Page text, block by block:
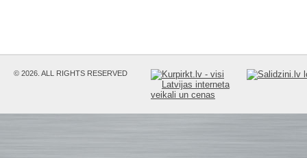
© 2026. ALL RIGHTS RESERVED